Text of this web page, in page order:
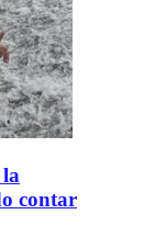
contar